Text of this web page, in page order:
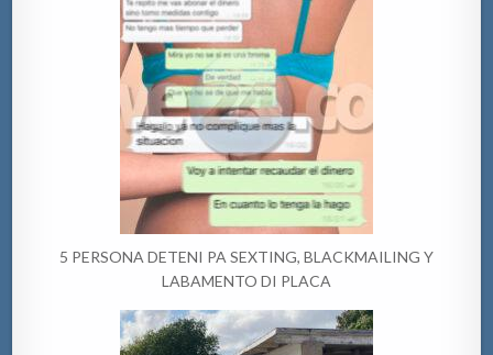
5 PERSONA DETENI PA SEXTING, BLACKMAILING Y
LABAMENTO DI PLACA